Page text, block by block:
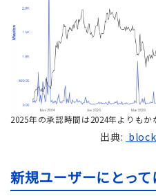
2025年の承認時間は2024年よりもか
出典:
新規ユーザーにとっ